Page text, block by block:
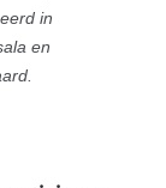
in
en